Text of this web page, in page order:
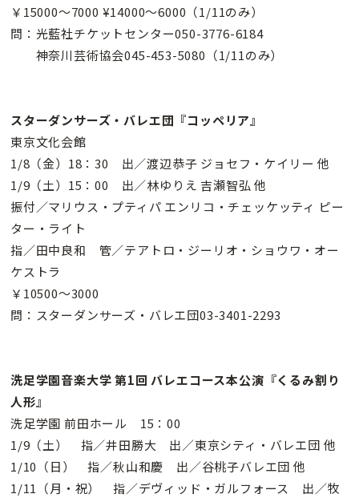
￥15000〜7000 ¥14000〜6000（1/11のみ）
問：光藍社チケットセンター050-3776-6184
神奈川芸術協会045-453-5080（1/11のみ）
スターダンサーズ・バレエ団『コッペリア』
東京文化会館
1/8（金）18：30 出／渡辺恭子 ジョセフ・ケイリー 他
1/9（土）15：00 出／林ゆりえ 吉瀬智弘 他
振付／マリウス・プティパ エンリコ・チェッケッティ ピー
ター・ライト
指／田中良和 管／テアトロ・ジーリオ・ショウワ・オー
ケストラ
￥10500〜3000
問：スターダンサーズ・バレエ団03-3401-2293
洗足学園音楽大学 第1回 バレエコース本公演『くるみ割り
人形』
洗足学園 前田ホール 15：00
1/9（土） 指／井田勝大 出／東京シティ・バレエ団 他
1/10（日） 指／秋山和慶 出／谷桃子バレエ団 他
1/11（月・祝） 指／デヴィッド・ガルフォース 出／牧